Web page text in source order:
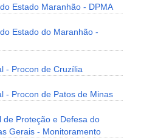
Estado Maranhão - DPMA
Estado do Maranhão -
- Procon de Cruzília
- Procon de Patos de Minas
de Proteção e Defesa do
Gerais - Monitoramento